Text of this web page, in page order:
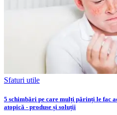
Sfaturi utile
5 schimbări pe care mulți părinți le fac
atopică - produse și soluții